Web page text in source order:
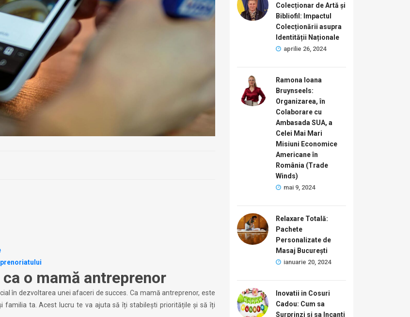
o mamă antreprenor
în dezvoltarea unei afaceri de succes. Ca mamă antreprenor, este
ta. Acest lucru te va ajuta să îți stabilești prioritățile și să îți
Colecționar de Artă și
Bibliofil: Impactul
Colecționării asupra
Identității Naționale
aprilie 26, 2024
Ramona Ioana
Bruynseels:
Organizarea, în
Colaborare cu
Ambasada SUA, a
Celei Mai Mari
Misiuni Economice
Americane în
România (Trade
Winds)
mai 9, 2024
Relaxare Totală:
Pachete
Personalizate de
Masaj București
ianuarie 20, 2024
Inovatii in Cosuri
Cadou: Cum sa
Surprinzi si sa Incanti